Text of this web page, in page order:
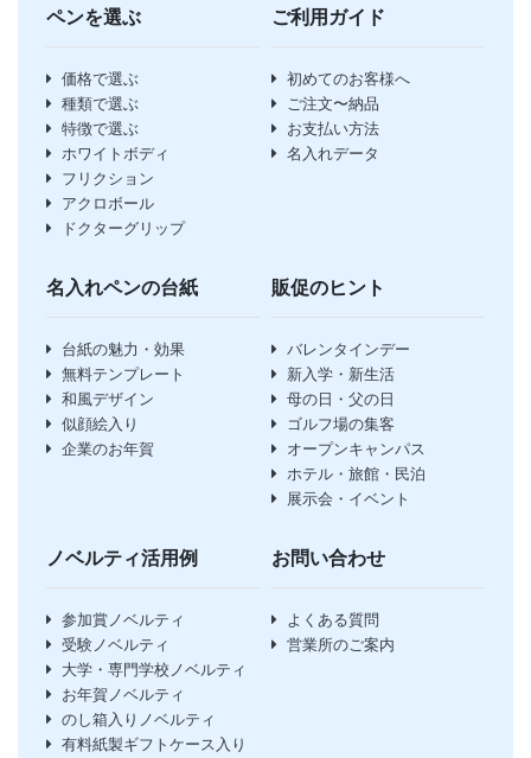
ペンを選ぶ
価格で選ぶ
種類で選ぶ
特徴で選ぶ
ホワイトボディ
フリクション
アクロボール
ドクターグリップ
ご利用ガイド
初めてのお客様へ
ご注文〜納品
お支払い方法
名入れデータ
名入れペンの台紙
台紙の魅力・効果
無料テンプレート
和風デザイン
似顔絵入り
企業のお年賀
販促のヒント
バレンタインデー
新入学・新生活
母の日・父の日
ゴルフ場の集客
オープンキャンパス
ホテル・旅館・民泊
展示会・イベント
ノベルティ活用例
参加賞ノベルティ
受験ノベルティ
大学・専門学校ノベルティ
お年賀ノベルティ
のし箱入りノベルティ
有料紙製ギフトケース入り
お問い合わせ
よくある質問
営業所のご案内